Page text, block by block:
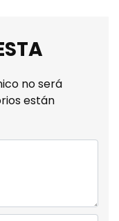
no será
están